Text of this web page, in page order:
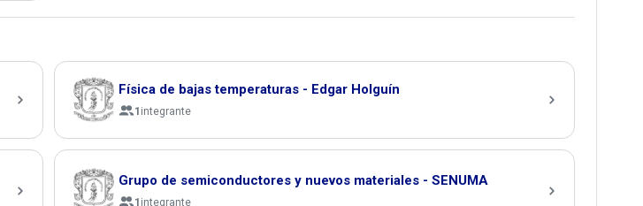
Física de bajas temperaturas - Edgar Holguín
1 integrante
Grupo de semiconductores y nuevos materiales - SENUMA
1 integrante